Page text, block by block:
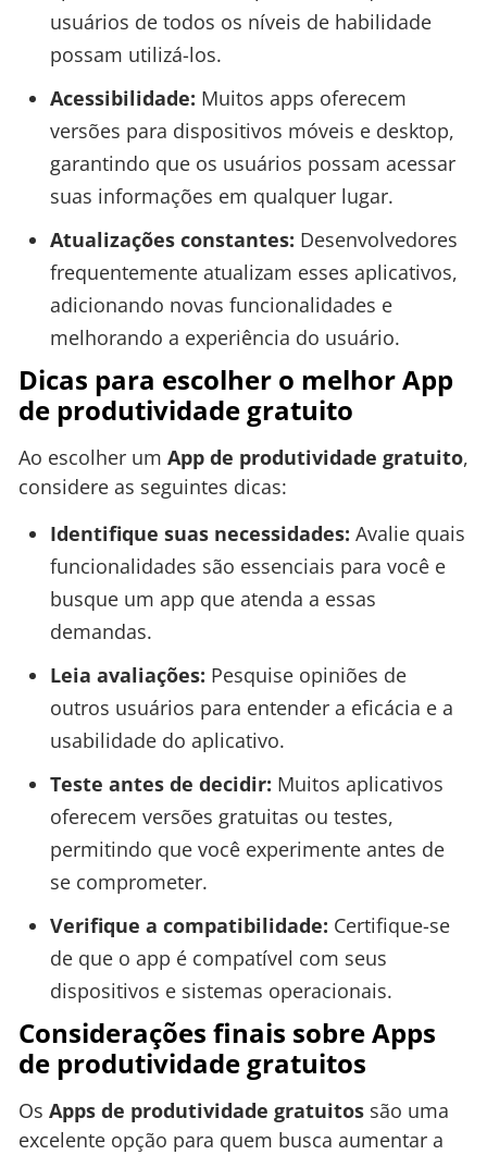
usuários de todos os níveis de habilidade
possam utilizá-los.
Acessibilidade: Muitos apps oferecem
versões para dispositivos móveis e desktop,
garantindo que os usuários possam acessar
suas informações em qualquer lugar.
Atualizações constantes: Desenvolvedores
frequentemente atualizam esses aplicativos,
adicionando novas funcionalidades e
melhorando a experiência do usuário.
Dicas para escolher o melhor App
de produtividade gratuito
Ao escolher um App de produtividade gratuito,
considere as seguintes dicas:
Identifique suas necessidades: Avalie quais
funcionalidades são essenciais para você e
busque um app que atenda a essas
demandas.
Leia avaliações: Pesquise opiniões de
outros usuários para entender a eficácia e a
usabilidade do aplicativo.
Teste antes de decidir: Muitos aplicativos
oferecem versões gratuitas ou testes,
permitindo que você experimente antes de
se comprometer.
Verifique a compatibilidade: Certifique-se
de que o app é compatível com seus
dispositivos e sistemas operacionais.
Considerações finais sobre Apps
de produtividade gratuitos
Os Apps de produtividade gratuitos são uma
excelente opção para quem busca aumentar a